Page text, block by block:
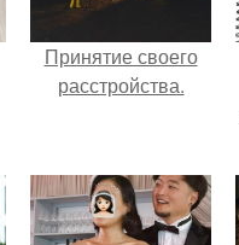
Принятие своего
расстройства.